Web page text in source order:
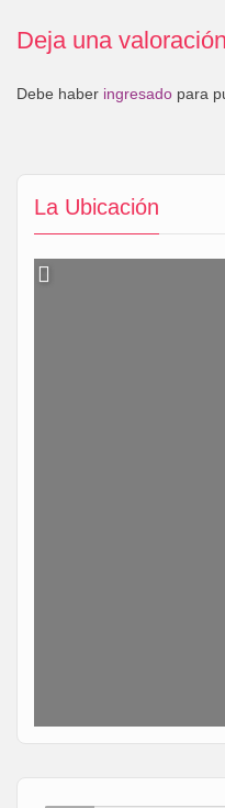
La Ubicación
Deja una valoración
Debe haber ingresado para